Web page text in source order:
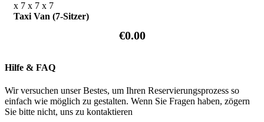
x 7 x 7 x 7
Taxi Van (7-Sitzer)
€0.00
Hilfe & FAQ
Wir versuchen unser Bestes, um Ihren Reservierungsprozess so
einfach wie möglich zu gestalten. Wenn Sie Fragen haben, zögern
Sie bitte nicht, uns zu kontaktieren